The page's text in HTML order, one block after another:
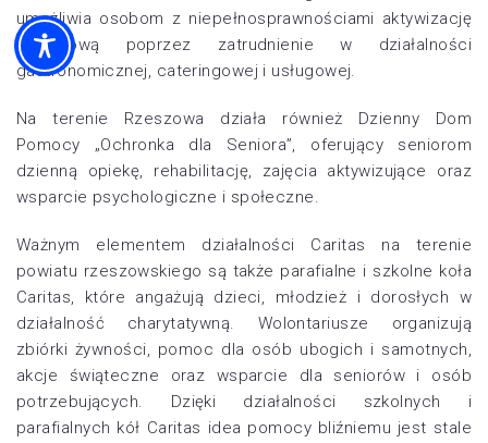
umożliwia osobom z niepełnosprawnościami aktywizację
zawodową poprzez zatrudnienie w działalności
gastronomicznej, cateringowej i usługowej.
Na terenie Rzeszowa działa również Dzienny Dom
Pomocy „Ochronka dla Seniora”, oferujący seniorom
dzienną opiekę, rehabilitację, zajęcia aktywizujące oraz
wsparcie psychologiczne i społeczne.
Ważnym elementem działalności Caritas na terenie
powiatu rzeszowskiego są także parafialne i szkolne koła
Caritas, które angażują dzieci, młodzież i dorosłych w
działalność charytatywną. Wolontariusze organizują
zbiórki żywności, pomoc dla osób ubogich i samotnych,
akcje świąteczne oraz wsparcie dla seniorów i osób
potrzebujących. Dzięki działalności szkolnych i
parafialnych kół Caritas idea pomocy bliźniemu jest stale